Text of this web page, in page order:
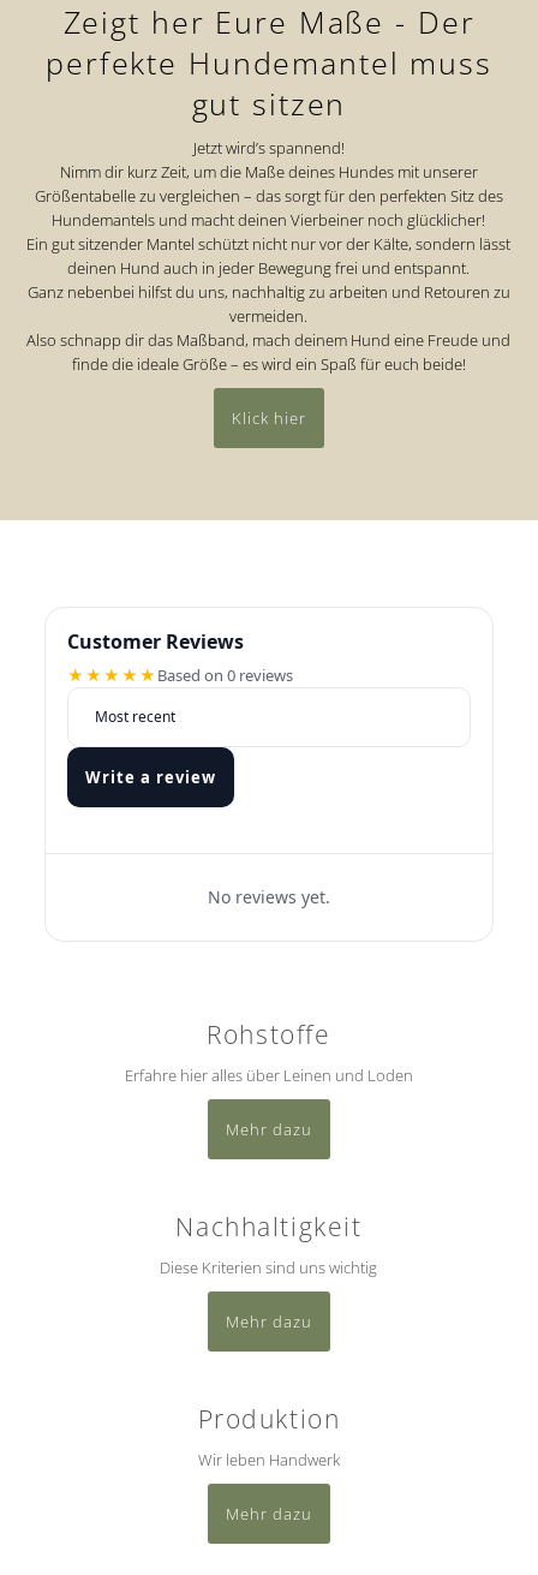
Zeigt her Eure Maße - Der
perfekte Hundemantel muss
gut sitzen
Jetzt wird’s spannend!
Nimm dir kurz Zeit, um die Maße deines Hundes mit unserer
Größentabelle zu vergleichen – das sorgt für den perfekten Sitz des
Hundemantels und macht deinen Vierbeiner noch glücklicher!
Ein gut sitzender Mantel schützt nicht nur vor der Kälte, sondern lässt
deinen Hund auch in jeder Bewegung frei und entspannt.
Ganz nebenbei hilfst du uns, nachhaltig zu arbeiten und Retouren zu
vermeiden.
Also schnapp dir das Maßband, mach deinem Hund eine Freude und
finde die ideale Größe – es wird ein Spaß für euch beide!
Klick hier
Customer Reviews
★★★★★ Based on 0 reviews
Write a review
No reviews yet.
Rohstoffe
Erfahre hier alles über Leinen und Loden
Mehr dazu
Nachhaltigkeit
Diese Kriterien sind uns wichtig
Mehr dazu
Produktion
Wir leben Handwerk
Mehr dazu